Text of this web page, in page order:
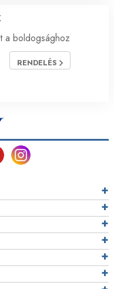
a boldogsághoz
RENDELÉS